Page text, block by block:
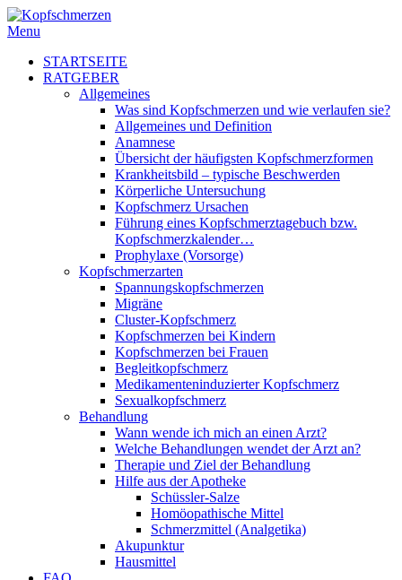
Menu
STARTSEITE
RATGEBER
Allgemeines
Was sind Kopfschmerzen und wie verlaufen sie?
Allgemeines und Definition
Anamnese
Übersicht der häufigsten Kopfschmerzformen
Krankheitsbild – typische Beschwerden
Körperliche Untersuchung
Kopfschmerz Ursachen
Führung eines Kopfschmerztagebuch bzw.
Kopfschmerzkalender…
Prophylaxe (Vorsorge)
Kopfschmerzarten
Spannungskopfschmerzen
Migräne
Cluster-Kopfschmerz
Kopfschmerzen bei Kindern
Kopfschmerzen bei Frauen
Begleitkopfschmerz
Medikamenteninduzierter Kopfschmerz
Sexualkopfschmerz
Behandlung
Wann wende ich mich an einen Arzt?
Welche Behandlungen wendet der Arzt an?
Therapie und Ziel der Behandlung
Hilfe aus der Apotheke
Schüssler-Salze
Homöopathische Mittel
Schmerzmittel (Analgetika)
Akupunktur
Hausmittel